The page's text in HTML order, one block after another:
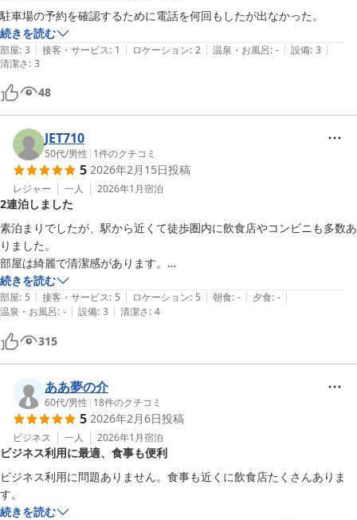
駐車場の予約を確認するために電話を何回もしたが出なかった。
続きを読む
部屋: 3 | 接客・サービス: 1 | ロケーション: 2 | 温泉・お風呂: - | 設備: 3 |
清潔さ: 3
48
JET710
50代/男性 | 1件のクチコミ
5 2026年2月15日投稿
レジャー 一人 2026年1月宿泊
2連泊しました
素泊まりでしたが、駅から近くて徒歩圏内に飲食店やコンビニも多数あ
りました。
部屋は綺麗で清潔感があります。
ベッドや枕の柔らかさが私には合わなかったかな。
続きを読む
部屋: 5 | 接客・サービス: 5 | ロケーション: 5 | 朝食: - | 夕食: - |
温泉・お風呂: - | 設備: 3 | 清潔さ: 4
315
ああ夢の介
60代/男性 | 18件のクチコミ
5 2026年2月6日投稿
ビジネス 一人 2026年1月宿泊
ビジネス利用に最適、食事も便利
ビジネス利用に問題ありません。食事も近くに飲食店たくさんありま
す。
続きを読む